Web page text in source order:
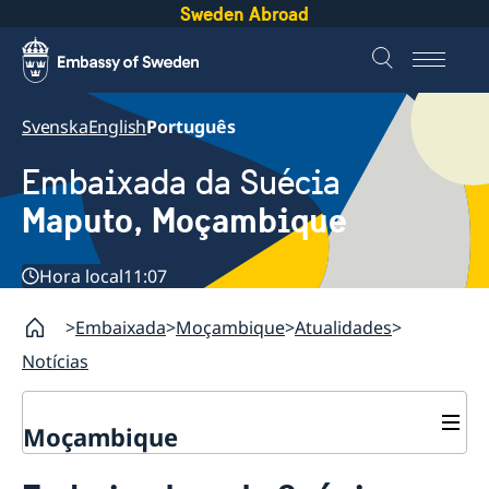
Sweden Abroad
SvenskaEnglishPortuguês
Embaixada da Suécia
Maputo, Moçambique
Hora local11:07
Embaixada Moçambique Atualidades
Notícias
Moçambique